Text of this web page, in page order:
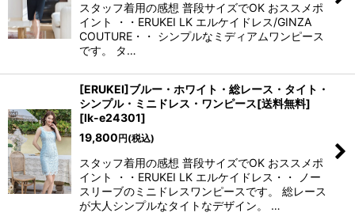
スタッフ着用の感想 普段サイズでOK おススメポ
イント ・・ERUKEI LK エルケイドレス/GINZA
COUTURE・・ シンプルなミディアムワンピース
です。 タ…
[ERUKEI]ブルー・ホワイト・総レース・タイト・
シンプル・ミニドレス・ワンピース[送料無料]
[lk-e24301]
19,800円(税込)
スタッフ着用の感想 普段サイズでOK おススメポ
イント ・・ERUKEI LK エルケイドレス・・ ノー
スリーブのミニドレスワンピースです。 総レース
が大人シンプルなタイトなデザイン。 …